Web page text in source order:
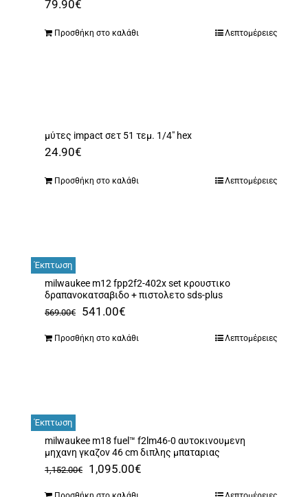
79.90€
Προσθήκη στο καλάθι Λεπτομέρειες
μύτες impact σετ 51 τεμ. 1/4″ hex
24.90€
Προσθήκη στο καλάθι Λεπτομέρειες
Έκπτωση
milwaukee m12 fpp2f2-402x set κρουστικο
δραπανοκατσαβιδο + πιστολετο sds-plus
569.00€
Original
price
541.00€
τρέχουσα
Προσθήκη στο καλάθι Λεπτομέρειες
Έκπτωση
milwaukee m18 fuel™ f2lm46-0 αυτοκινουμενη
μηχανη γκαζον 46 cm διπλης μπαταριας
1,152.00€
Original
1,095.00€